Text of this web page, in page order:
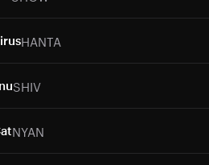
HANTA
SHIV
NYAN